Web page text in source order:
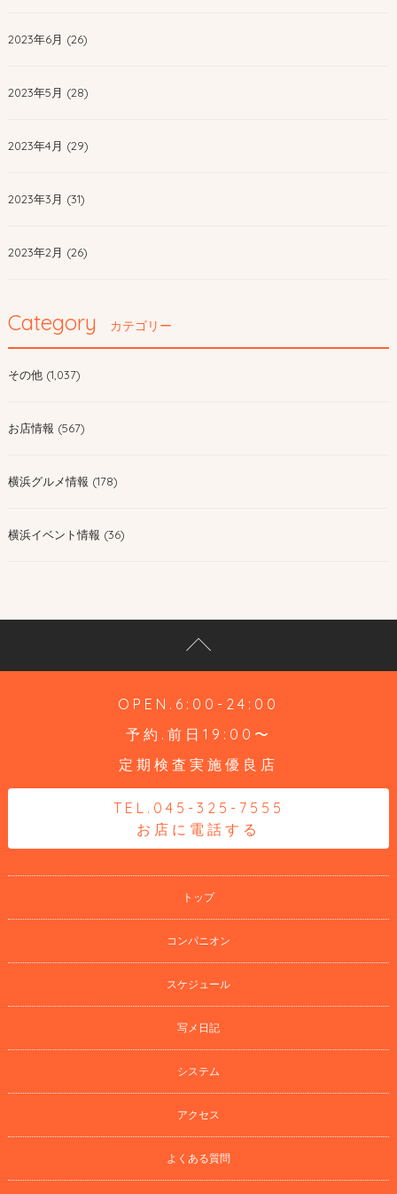
2023年6月 (26)
2023年5月 (28)
2023年4月 (29)
2023年3月 (31)
2023年2月 (26)
Category カテゴリー
その他 (1,037)
お店情報 (567)
横浜グルメ情報 (178)
横浜イベント情報 (36)
OPEN.6:00-24:00
予約.前日19:00〜
定期検査実施優良店
TEL.045-325-7555
お店に電話する
トップ
コンパニオン
スケジュール
写メ日記
システム
アクセス
よくある質問